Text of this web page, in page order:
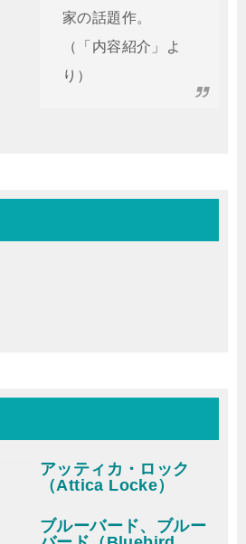
家の話題作。
（「内容紹介」よ
り）
アッティカ・ロック
（Attica Locke）
ブルーバード、ブルー